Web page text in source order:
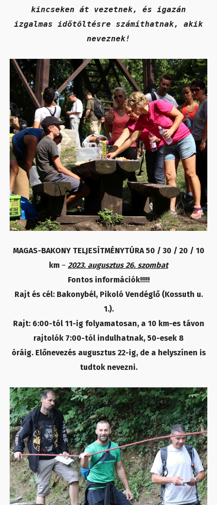
kincseken át vezetnek, és igazán
izgalmas időtöltésre számíthatnak, akik
neveznek!
MAGAS-BAKONY TELJESÍTMÉNYTÚRA 50 / 30 / 20 / 10
km – 2023. augusztus 26. szombat
Fontos információk!!!!!
Rajt és cél: Bakonybél, Pikoló Vendéglő (Kossuth u.
1.).
Rajt: 6:00-tól 11-ig folyamatosan, a 10 km-es távon
rajtolók 7:00-tól indulhatnak, 50-esek 8
óráig. Előnevezés augusztus 22-ig, de a helyszínen is
tudtok nevezni.